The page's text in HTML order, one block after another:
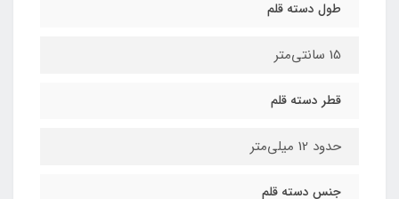
طول دسته قلم
15 سانتی‌متر
قطر دسته قلم
حدود 12 میلی‌متر
جنس دسته قلم